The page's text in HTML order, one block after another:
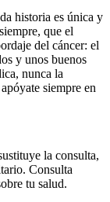
historia es única y
que el
del cáncer: el
y unos buenos
nunca la
siempre en
la consulta,
Consulta
tu salud.